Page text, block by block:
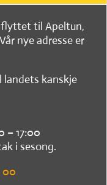
flyttet til Apeltun,
nye adresse er
landets kanskje
– 17:00
i sesong.
00